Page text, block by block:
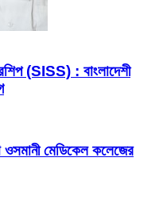
(SISS) : বাংলাদেশী
মেডিকেল কলেজের